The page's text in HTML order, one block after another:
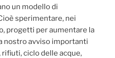
un modello di
sperimentare, nei
progetti per aumentare la
nostro avviso importanti
ciclo delle acque,